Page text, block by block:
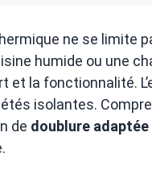
ne se limite
humide ou une
et la fonctionnalité.
isolantes.
de doublure adaptée